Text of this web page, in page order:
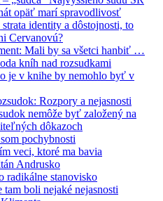
opäť marí spravodlivosť
identity a dôstojnosti, to
Cervanovú?
Mali by sa všetci hanbiť …
kníh nad rozsudkami
je v knihe by nemohlo byť v
Rozpory a nejasnosti
nemôže byť založený na
dôkazoch
pochybnosti
veci, ktoré ma bavia
Andrusko
radikálne stanovisko
boli nejaké nejasnosti